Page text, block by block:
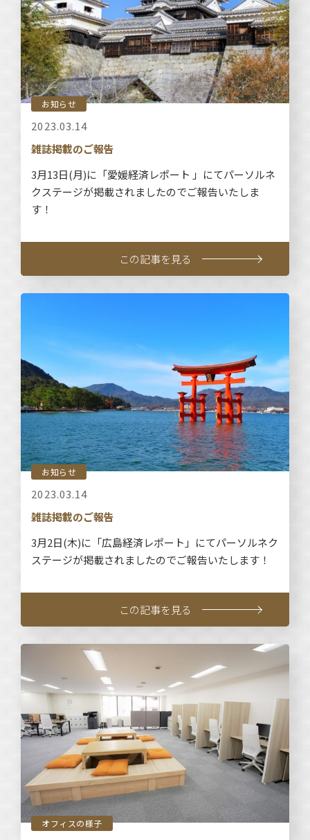
お知らせ
2023.03.14
雑誌掲載のご報告
3月13日(月)に「愛媛経済レポート 」にてパーソルネ
クステージが掲載されましたのでご報告いたしま
す！
この記事を見る
お知らせ
2023.03.14
雑誌掲載のご報告
3月2日(木)に「広島経済レポート」にてパーソルネク
ステージが掲載されましたのでご報告いたします！
この記事を見る
オフィスの様子